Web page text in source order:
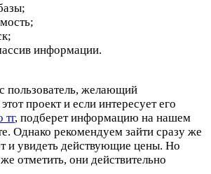
информации.
пользователь, желающий
проект и если интересует его
тг, подберет информацию на нашем
Однако рекомендуем зайти сразу же
и увидеть действующие цены. Но
отметить, они действительно